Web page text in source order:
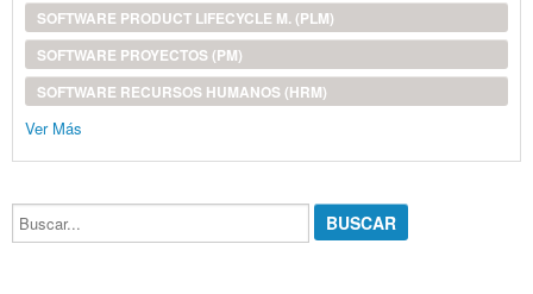
SOFTWARE PRODUCT LIFECYCLE M. (PLM)
SOFTWARE PROYECTOS (PM)
SOFTWARE RECURSOS HUMANOS (HRM)
Ver Más
Buscar...